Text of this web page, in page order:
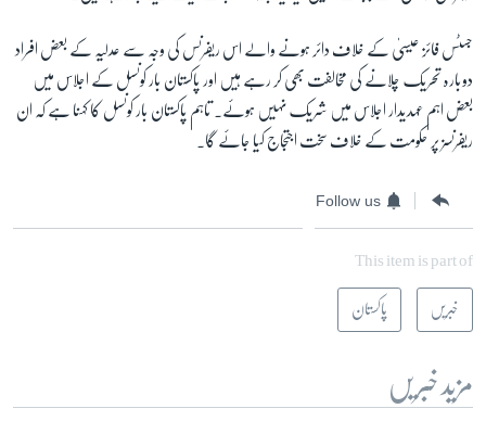
جسٹس فائز عیسیٰ کے خلاف دائر ہونے والے اس ریفرنس کی وجہ سے عدلیہ کے بعض افراد
دوبارہ تحریک چلانے کی مخالفت بھی کر رہے ہیں اور پاکستان بار کونسل کے اجلاس میں
بعض اہم عہدیدار اجلاس میں شریک نہیں ہوئے۔ تاہم پاکستان بار کونسل کا کہنا ہے کہ ان
ریفرنسز پر حکومت کے خلاف سخت اجتجاج کیا جائے گا۔
Follow us
This item is part of
خبریں پاکستان
مزید خبریں